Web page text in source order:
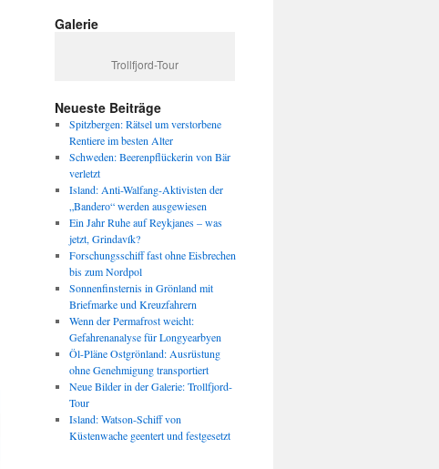
Galerie
Trollfjord-Tour
Neueste Beiträge
Spitzbergen: Rätsel um verstorbene
Rentiere im besten Alter
Schweden: Beerenpflückerin von Bär
verletzt
Island: Anti-Walfang-Aktivisten der
„Bandero“ werden ausgewiesen
Ein Jahr Ruhe auf Reykjanes – was
jetzt, Grindavík?
Forschungsschiff fast ohne Eisbrechen
bis zum Nordpol
Sonnenfinsternis in Grönland mit
Briefmarke und Kreuzfahrern
Wenn der Permafrost weicht:
Gefahrenanalyse für Longyearbyen
Öl-Pläne Ostgrönland: Ausrüstung
ohne Genehmigung transportiert
Neue Bilder in der Galerie: Trollfjord-
Tour
Island: Watson-Schiff von
Küstenwache geentert und festgesetzt